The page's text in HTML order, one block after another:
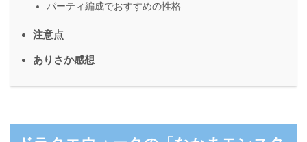
パーティ編成でおすすめの性格
注意点
ありさか感想